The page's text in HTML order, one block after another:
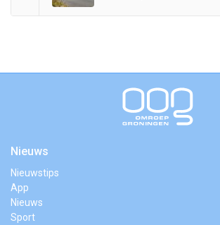
Nieuws
Nieuwstips
App
Nieuws
Sport